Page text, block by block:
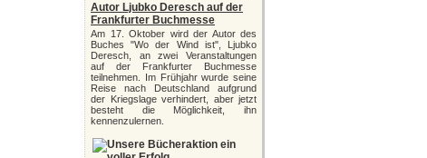
Autor Ljubko Deresch auf der
Frankfurter Buchmesse
Am 17. Oktober wird der Autor des
Buches "Wo der Wind ist", Ljubko
Deresch, an zwei Veranstaltungen
auf der Frankfurter Buchmesse
teilnehmen. Im Frühjahr wurde seine
Reise nach Deutschland aufgrund
der Kriegslage verhindert, aber jetzt
besteht die Möglichkeit, ihn
kennenzulernen.